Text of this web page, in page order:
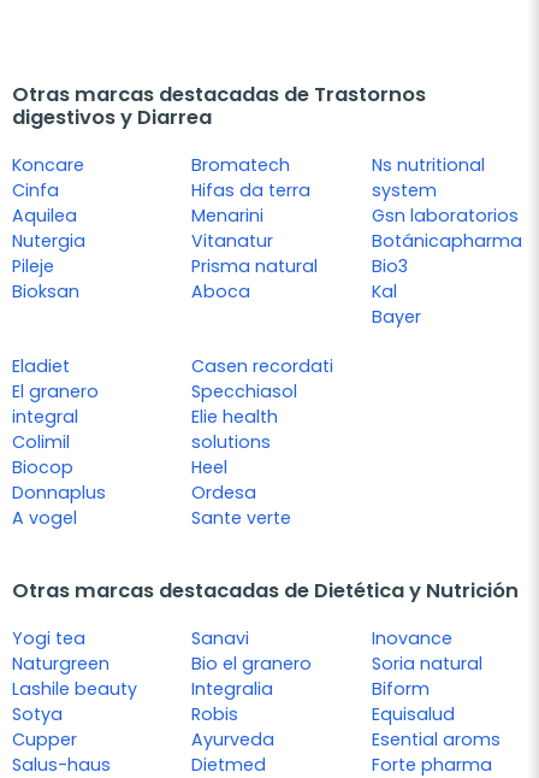
Otras marcas destacadas de Trastornos
digestivos y Diarrea
Koncare
Cinfa
Aquilea
Nutergia
Pileje
Bioksan
Bromatech
Hifas da terra
Menarini
Vitanatur
Prisma natural
Aboca
Ns nutritional
system
Gsn laboratorios
Botánicapharma
Bio3
Kal
Bayer
Eladiet
El granero
integral
Colimil
Biocop
Donnaplus
A vogel
Casen recordati
Specchiasol
Elie health
solutions
Heel
Ordesa
Sante verte
Otras marcas destacadas de Dietética y Nutrición
Yogi tea
Naturgreen
Lashile beauty
Sotya
Cupper
Salus-haus
Sanavi
Bio el granero
Integralia
Robis
Ayurveda
Dietmed
Inovance
Soria natural
Biform
Equisalud
Esential aroms
Forte pharma